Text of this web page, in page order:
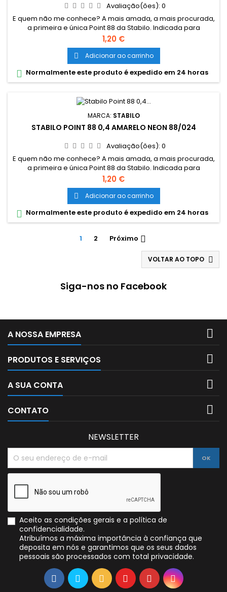
Avaliação(ões): 0
E quem não me conhece? A mais amada, a mais procurada,
a primeira e única Point 88 da Stabilo. Indicada para
desenhos detalhados, traços precisos e escrita fina. A
grossura da ponta auxilia no uso em estênceis e réguas. A
ponteira de metal aumenta a durabilidade e firmeza na
escrita. 47 cores, sendo 6 neon e 8 pastel Traçado de 0.4
mm Ponteira de metal...
Preço
1,20 €
 Adicionar ao carrinho
 Normalmente este produto é expedido em 24 horas
MARCA: STABILO
STABILO POINT 88 0,4 AMARELO NEON 88/024
Avaliação(ões): 0
E quem não me conhece? A mais amada, a mais procurada,
a primeira e única Point 88 da Stabilo. Indicada para
desenhos detalhados, traços precisos e escrita fina. A
grossura da ponta auxilia no uso em estênceis e réguas. A
ponteira de metal aumenta a durabilidade e firmeza na
escrita. 47 cores, sendo 6 neon e 8 pastel Traçado de 0.4
mm Ponteira de metal...
Preço
1,20 €
 Adicionar ao carrinho
 Normalmente este produto é expedido em 24 horas
1 2 Próximo 
VOLTAR AO TOPO 
Siga-nos no Facebook
A NOSSA EMPRESA 
PRODUTOS E SERVIÇOS 
A SUA CONTA 
CONTATO 
NEWSLETTER
Aceito as condições gerais e a política de
confidencialidade.
Atribuímos a máxima importância à confiança que
deposita em nós e garantimos que os seus dados
pessoais são processados com total privacidade.